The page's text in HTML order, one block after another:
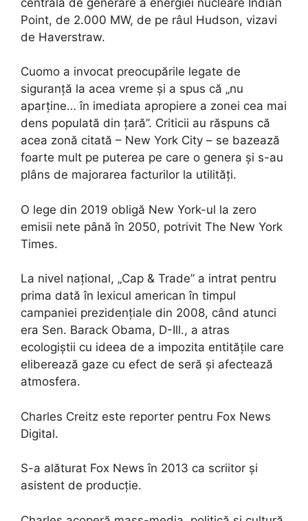
Point, de 2.000 MW, de pe râul Hudson, vizavi
de Haverstraw.
Cuomo a invocat preocupările legate de
siguranță la acea vreme și a spus că „nu
aparține… în imediata apropiere a zonei cea mai
dens populată din țară”. Criticii au răspuns că
acea zonă citată – New York City – se bazează
foarte mult pe puterea pe care o genera și s-au
plâns de majorarea facturilor la utilități.
O lege din 2019 obligă New York-ul la zero
emisii nete până în 2050, potrivit The New York
Times.
La nivel național, „Cap & Trade” a intrat pentru
prima dată în lexicul american în timpul
campaniei prezidențiale din 2008, când atunci
era Sen. Barack Obama, D-Ill., a atras
ecologiștii cu ideea de a impozita entitățile care
eliberează gaze cu efect de seră și afectează
atmosfera.
Charles Creitz este reporter pentru Fox News
Digital.
S-a alăturat Fox News în 2013 ca scriitor și
asistent de producție.